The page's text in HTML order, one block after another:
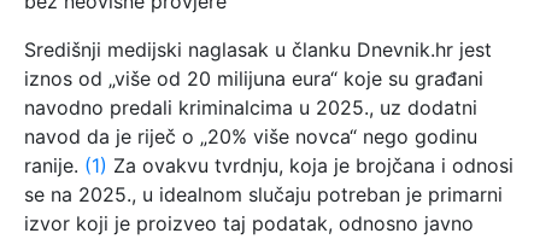
Središnji medijski naglasak u članku Dnevnik.hr jest
iznos od „više od 20 milijuna eura“ koje su građani
navodno predali kriminalcima u 2025., uz dodatni
navod da je riječ o „20% više novca“ nego godinu
ranije. (1) Za ovakvu tvrdnju, koja je brojčana i odnosi
se na 2025., u idealnom slučaju potreban je primarni
izvor koji je proizveo taj podatak, odnosno javno